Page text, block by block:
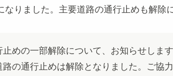
りました。主要道路の通行止めも解除
めの一部解除について、お知らせしま
の通行止めは解除となりました。ご協